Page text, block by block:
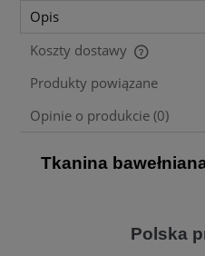
Opis
Koszty dostawy
Cena nie zawiera
Produkty powiązane
Opinie o produkcie (0)
Tkanina
Polska